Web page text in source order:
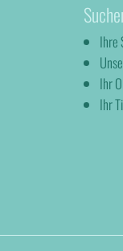
Ihre
Ihr
Ihr